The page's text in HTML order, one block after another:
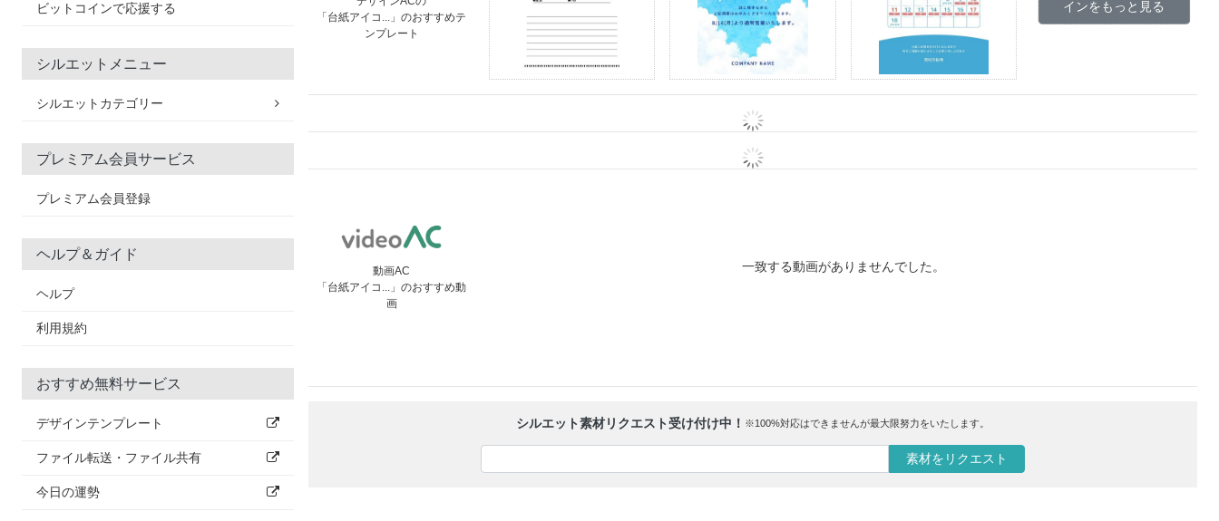
ビットコインで応援する
シルエットメニュー
シルエットカテゴリー
プレミアム会員サービス
プレミアム会員登録
ヘルプ＆ガイド
ヘルプ
利用規約
おすすめ無料サービス
デザインテンプレート
ファイル転送・ファイル共有
今日の運勢
「台紙アイコ...」のおすすめテ
ンプレート
インをもっと見る
動画AC
「台紙アイコ...」のおすすめ動
画
一致する動画がありませんでした。
シルエット素材リクエスト受け付け中！ ※100%対応はできませんが最大限努力をいたします。
素材をリクエスト